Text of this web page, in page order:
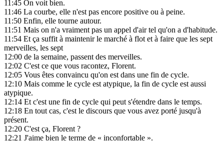
11:45 On voit bien.
11:46 La courbe, elle n'est pas encore positive ou à peine.
11:50 Enfin, elle tourne autour.
11:51 Mais on n'a vraiment pas un appel d'air tel qu'on a d'habitude.
11:54 Et ça suffit à maintenir le marché à flot et à faire que les sept
merveilles, les sept
12:00 de la semaine, passent des merveilles.
12:02 C'est ce que vous racontez, Florent.
12:05 Vous êtes convaincu qu'on est dans une fin de cycle.
12:10 Mais comme le cycle est atypique, la fin de cycle est aussi
atypique.
12:14 Et c'est une fin de cycle qui peut s'étendre dans le temps.
12:18 En tout cas, c'est le discours que vous avez porté jusqu'à
présent.
12:20 C'est ça, Florent ?
12:21 J'aime bien le terme de « inconfortable ».